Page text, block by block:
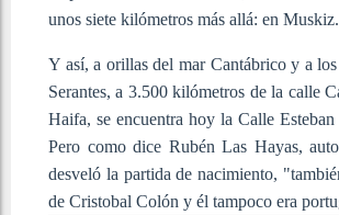
unos siete kilómetros más allá: en Muskiz.
Y así, a orillas del mar Cantábrico y a
Serantes, a 3.500 kilómetros de la calle
Haifa, se encuentra hoy la Calle Esteban
Pero como dice Rubén Las Hayas,
desveló la partida de nacimiento,
de Cristobal Colón y él tampoco era